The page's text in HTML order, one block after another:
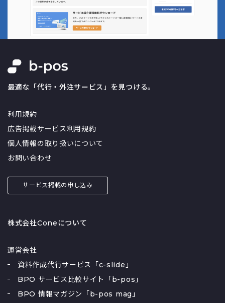
最適な「代行・外注サービス」を見つける。
利用規約
広告掲載サービス利用規約
個人情報の取り扱いについて
お問い合わせ
サービス掲載の申し込み
株式会社Coneについて
運営会社
資料作成代行サービス「c-slide」
BPO サービス比較サイト「b-pos」
BPO 情報マガジン「b-pos mag」